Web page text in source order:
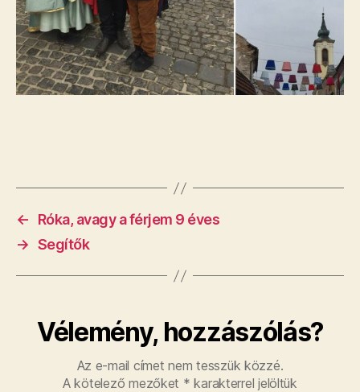
←
Róka, avagy a férjem 9 éves
→ Segítők
Vélemény, hozzászólás?
Az e-mail címet nem tesszük közzé.
A kötelező mezőket * karakterrel jelöltük